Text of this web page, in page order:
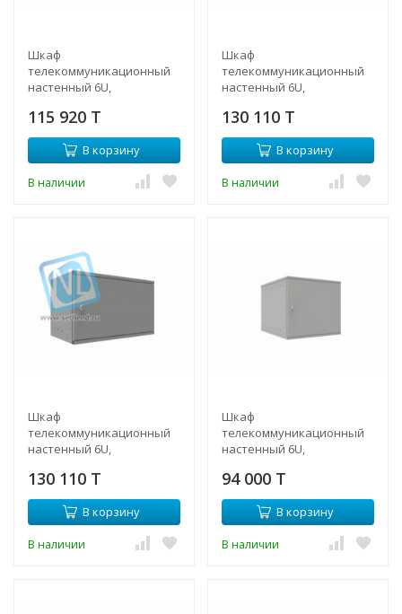
Шкаф
телекоммуникационный
настенный 6U,
металлическая)
115 920 T
В корзину
В наличии
Шкаф
телекоммуникационный
настенный 6U,
130 110 T
В корзину
В наличии
Шкаф
телекоммуникационный
настенный 6U,
металлическая)
130 110 T
В корзину
В наличии
Шкаф
телекоммуникационный
настенный 6U,
(металлическая дверь)
94 000 T
В корзину
В наличии